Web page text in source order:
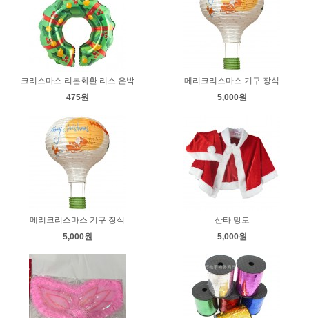
크리스마스 리본화환 리스 은박
475원
메리크리스마스 기구 장식
5,000원
메리크리스마스 기구 장식
5,000원
산타 망토
5,000원